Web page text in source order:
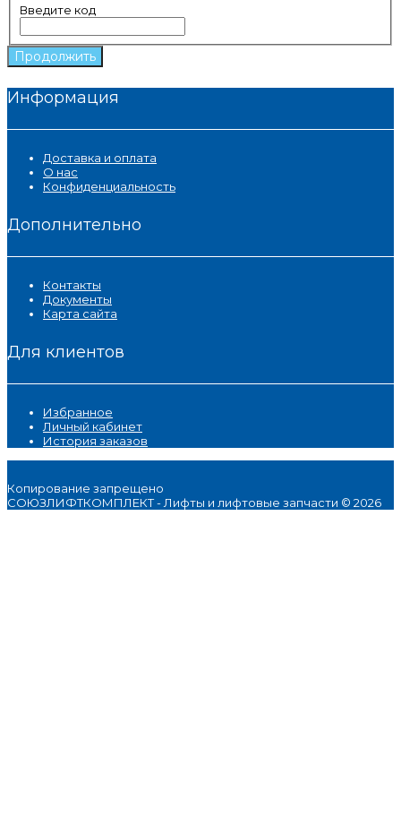
Введите код
Продолжить
Информация
Доставка и оплата
О нас
Конфиденциальность
Дополнительно
Контакты
Документы
Карта сайта
Для клиентов
Избранное
Личный кабинет
История заказов
Копирование запрещено
СОЮЗЛИФТКОМПЛЕКТ - Лифты и лифтовые запчасти © 2026